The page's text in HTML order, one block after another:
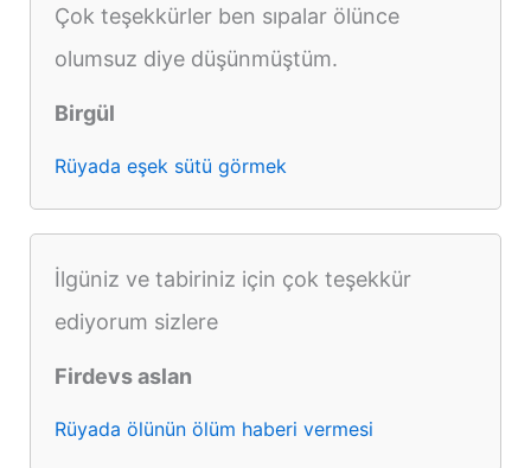
Çok teşekkürler ben sıpalar ölünce
olumsuz diye düşünmüştüm.
Birgül
Rüyada eşek sütü görmek
İlgüniz ve tabiriniz için çok teşekkür
ediyorum sizlere
Firdevs aslan
Rüyada ölünün ölüm haberi vermesi